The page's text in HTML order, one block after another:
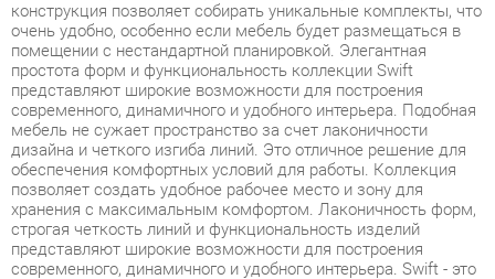
современного, динамичного и удобного интерьера. Подобная
мебель не сужает пространство за счет лаконичности
дизайна и четкого изгиба линий. Это отличное решение для
обеспечения комфортных условий для работы. Коллекция
позволяет создать удобное рабочее место и зону для
хранения с максимальным комфортом. Лаконичность форм,
строгая четкость линий и функциональность изделий
представляют широкие возможности для построения
современного, динамичного и удобного интерьера. Swift - это
отличное решение для обеспечения комфортных условий для
работы, а также современное и качественное оснащение для
офиса в формате open-space, переговорной зоны и
отдельного кабинета, позволяющее оптимизировать
пространство без ущерба для функциональности и удобства.